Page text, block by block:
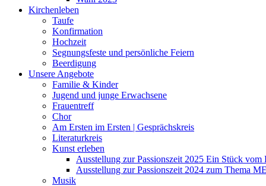
Kirchenleben
Taufe
Konfirmation
Hochzeit
Segnungsfeste und persönliche Feiern
Beerdigung
Unsere Angebote
Familie & Kinder
Jugend und junge Erwachsene
Frauentreff
Chor
Am Ersten im Ersten | Gesprächskreis
Literaturkreis
Kunst erleben
Ausstellung zur Passionszeit 2025 Ein Stück vom
Ausstellung zur Passionszeit 2024 zum Thema
Musik